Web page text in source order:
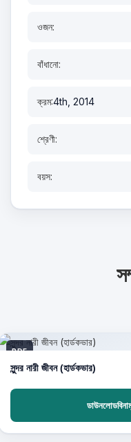
ওজন:
বাঁধানো:
ক্রম:4th, 2014
শ্রেণী:
বয়স:
PDF
সুন্দর নারী জীবন (হার্ডকভার)